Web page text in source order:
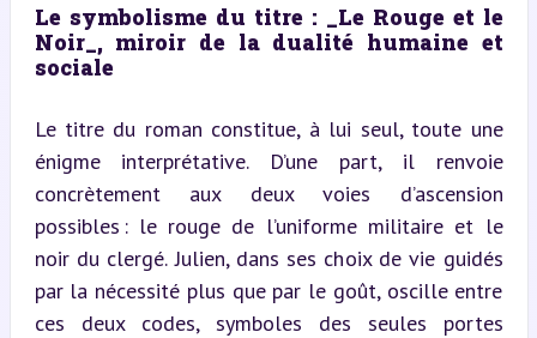
Le symbolisme du titre : _Le Rouge et le
Noir_, miroir de la dualité humaine et
sociale
Le titre du roman constitue, à lui seul, toute une
énigme interprétative. D’une part, il renvoie
concrètement aux deux voies d’ascension
possibles : le rouge de l’uniforme militaire et le
noir du clergé. Julien, dans ses choix de vie guidés
par la nécessité plus que par le goût, oscille entre
ces deux codes, symboles des seules portes